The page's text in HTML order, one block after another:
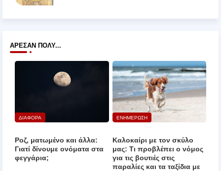
ΆΡΕΣΑΝ ΠΟΛΎ...
ΔΙΑΦΟΡΑ
Ροζ, ματωμένο και άλλα:
Γιατί δίνουμε ονόματα στα
φεγγάρια;
ΕΝΗΜΕΡΩΣΗ
Καλοκαίρι με τον σκύλο
μας: Τι προβλέπει ο νόμος
για τις βουτιές στις
παραλίες και τα ταξίδια με